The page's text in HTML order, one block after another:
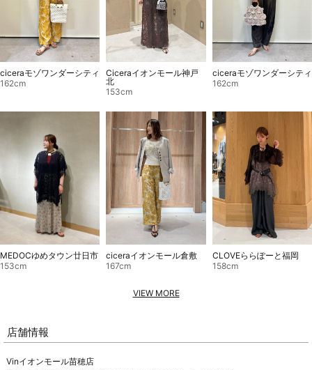
ciceraモゾワンダーシティ
162cm
Ciceraイオンモール神戸
北
153cm
ciceraモゾワンダーシティ
162cm
MEDOCゆめタウン廿日市
153cm
ciceraイオンモール倉敷
167cm
CLOVEららぽーと福岡
158cm
VIEW MORE
店舗情報
Vinイオンモール苗穂店